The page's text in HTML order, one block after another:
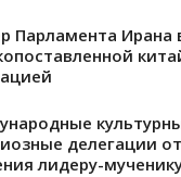
Парламента Ирана
делегации
лидеру-